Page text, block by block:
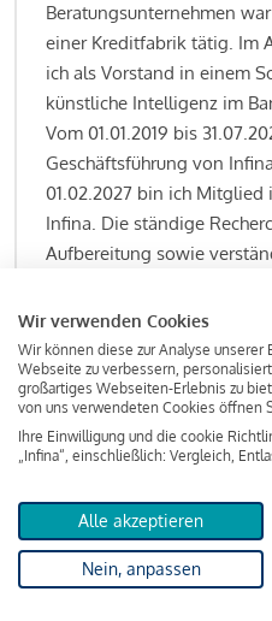
Beratungsunternehmen
einer Kreditfabrik tätig. Im
ich als Vorstand in einem
künstliche Intelligenz im
Vom 01.01.2019 bis
Geschäftsführung von
01.02.2027 bin ich Mitglied
Infina. Die ständige
Aufbereitung sowie
Kreditgeschäft gehören zu
Schwerpunktsetzungen
Lesen Sie meine
KreditindexDas
Wir verwenden Cookies
Wir können diese zur Analyse unserer
Webseite zu verbessern,
großartiges Webseiten-Erlebnis zu
von uns verwendeten Cookies öffnen
Ihre Einwilligung und die cookie
„Infina“, einschließlich: Vergleich,
Alle akzeptieren
Nein, anpassen